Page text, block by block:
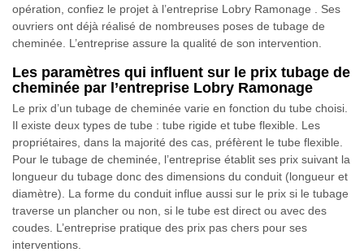
opération, confiez le projet à l’entreprise Lobry Ramonage . Ses
ouvriers ont déjà réalisé de nombreuses poses de tubage de
cheminée. L’entreprise assure la qualité de son intervention.
Les paramètres qui influent sur le prix tubage de
cheminée par l’entreprise Lobry Ramonage
Le prix d’un tubage de cheminée varie en fonction du tube choisi.
Il existe deux types de tube : tube rigide et tube flexible. Les
propriétaires, dans la majorité des cas, préfèrent le tube flexible.
Pour le tubage de cheminée, l’entreprise établit ses prix suivant la
longueur du tubage donc des dimensions du conduit (longueur et
diamètre). La forme du conduit influe aussi sur le prix si le tubage
traverse un plancher ou non, si le tube est direct ou avec des
coudes. L’entreprise pratique des prix pas chers pour ses
interventions.